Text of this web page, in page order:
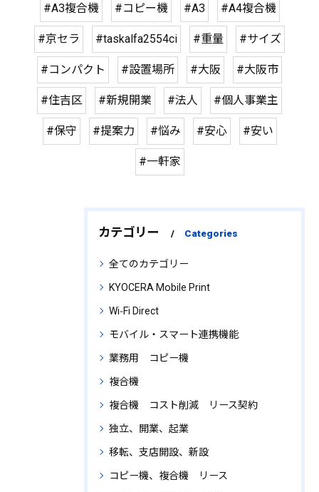
#A3複合機 #コピー機 #A3 #A4複合機
#京セラ #taskalfa2554ci #重量 #サイズ
#コンパクト #設置場所 #大阪 #大阪市
#住吉区 #新規開業 #法人 #個人事業主
#保守 #提案力 #悩み #安心 #安い
#一軒家
カテゴリー Categories
全てのカテゴリー
KYOCERA Mobile Print
Wi‑Fi Direct
モバイル・スマート連携機能
業務用 コピー機
複合機
複合機 コスト削減 リース契約
独立、開業、起業
移転、支店開設、新設
コピー機、複合機 リース